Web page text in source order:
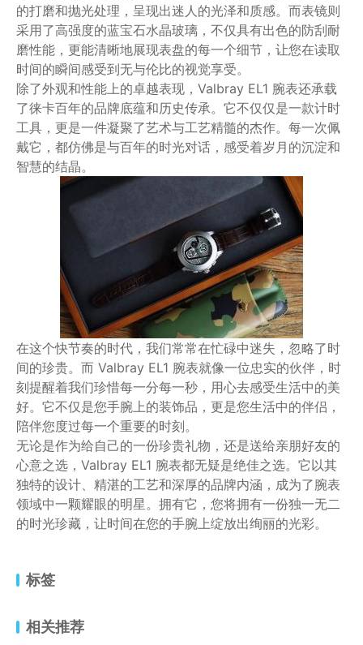
的打磨和抛光处理，呈现出迷人的光泽和质感。而表镜则
采用了高强度的蓝宝石水晶玻璃，不仅具有出色的防刮耐
磨性能，更能清晰地展现表盘的每一个细节，让您在读取
时间的瞬间感受到无与伦比的视觉享受。
除了外观和性能上的卓越表现，Valbray EL1 腕表还承载
了徕卡百年的品牌底蕴和历史传承。它不仅仅是一款计时
工具，更是一件凝聚了艺术与工艺精髓的杰作。每一次佩
戴它，都仿佛是与百年的时光对话，感受着岁月的沉淀和
智慧的结晶。
在这个快节奏的时代，我们常常在忙碌中迷失，忽略了时
间的珍贵。而 Valbray EL1 腕表就像一位忠实的伙伴，时
刻提醒着我们珍惜每一分每一秒，用心去感受生活中的美
好。它不仅是您手腕上的装饰品，更是您生活中的伴侣，
陪伴您度过每一个重要的时刻。
无论是作为给自己的一份珍贵礼物，还是送给亲朋好友的
心意之选，Valbray EL1 腕表都无疑是绝佳之选。它以其
独特的设计、精湛的工艺和深厚的品牌内涵，成为了腕表
领域中一颗耀眼的明星。拥有它，您将拥有一份独一无二
的时光珍藏，让时间在您的手腕上绽放出绚丽的光彩。
标签
相关推荐